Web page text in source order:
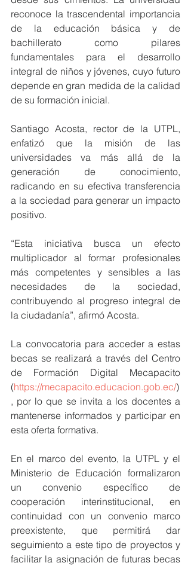
reconoce la trascendental importancia
de la educación básica y de
bachillerato como pilares
fundamentales para el desarrollo
integral de niños y jóvenes, cuyo futuro
depende en gran medida de la calidad
de su formación inicial.
Santiago Acosta, rector de la UTPL,
enfatizó que la misión de las
universidades va más allá de la
generación de conocimiento,
radicando en su efectiva transferencia
a la sociedad para generar un impacto
positivo.
“Esta iniciativa busca un efecto
multiplicador al formar profesionales
más competentes y sensibles a las
necesidades de la sociedad,
contribuyendo al progreso integral de
la ciudadanía”, afirmó Acosta.
La convocatoria para acceder a estas
becas se realizará a través del Centro
de Formación Digital Mecapacito
(https://mecapacito.educacion.gob.ec/)
, por lo que se invita a los docentes a
mantenerse informados y participar en
esta oferta formativa.
En el marco del evento, la UTPL y el
Ministerio de Educación formalizaron
un convenio específico de
cooperación interinstitucional, en
continuidad con un convenio marco
preexistente, que permitirá dar
seguimiento a este tipo de proyectos y
facilitar la asignación de futuras becas